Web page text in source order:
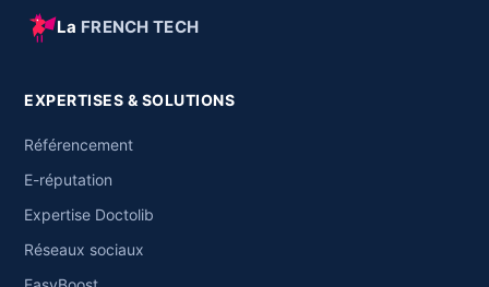
La FRENCH TECH
EXPERTISES & SOLUTIONS
Référencement
E-réputation
Expertise Doctolib
Réseaux sociaux